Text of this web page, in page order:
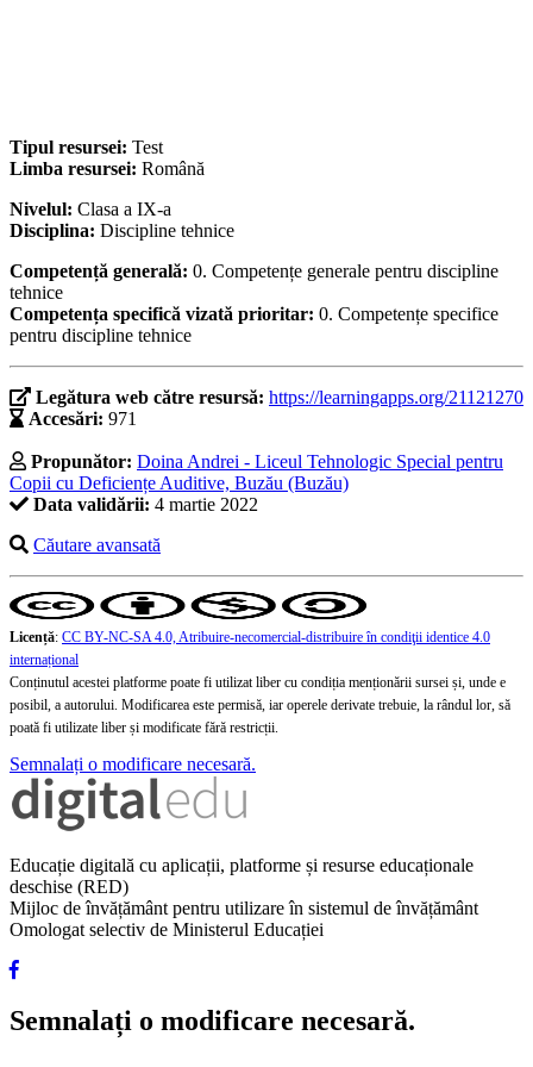
Tipul resursei: Test
Limba resursei: Română
Nivelul: Clasa a IX-a
Disciplina: Discipline tehnice
Competență generală: 0. Competențe generale pentru discipline
tehnice
Competența specifică vizată prioritar: 0. Competențe specifice
pentru discipline tehnice
Legătura web către resursă: https://learningapps.org/21121270
Accesări: 971
Propunător: Doina Andrei - Liceul Tehnologic Special pentru
Copii cu Deficiențe Auditive, Buzău (Buzău)
Data validării: 4 martie 2022
Căutare avansată
Licență: CC BY-NC-SA 4.0, Atribuire-necomercial-distribuire în condiţii identice 4.0
internațional
Conținutul acestei platforme poate fi utilizat liber cu condiția menționării sursei și, unde e
posibil, a autorului. Modificarea este permisă, iar operele derivate trebuie, la rândul lor, să
poată fi utilizate liber și modificate fără restricții.
Semnalați o modificare necesară.
Educație digitală cu aplicații, platforme și resurse educaționale
deschise (RED)
Mijloc de învățământ pentru utilizare în sistemul de învățământ
Omologat selectiv de Ministerul Educației
Semnalați o modificare necesară.